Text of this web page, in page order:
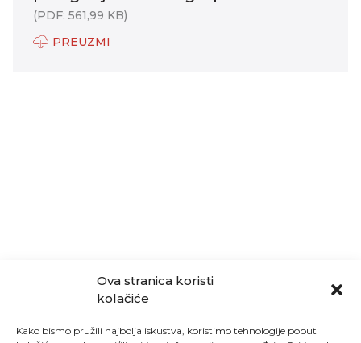
Ova stranica koristi
kolačiće
Kako bismo pružili najbolja iskustva, koristimo tehnologije poput
(PDF: 561,99 KB)
PREUZMI